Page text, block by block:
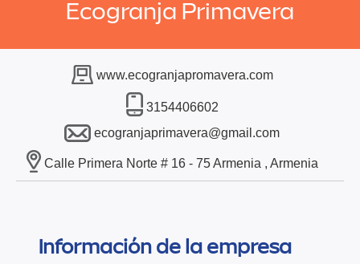
Ecogranja Primavera
www.ecogranjapromavera.com
3154406602
ecogranjaprimavera@gmail.com
Calle Primera Norte # 16 - 75 Armenia , Armenia
Información de la empresa